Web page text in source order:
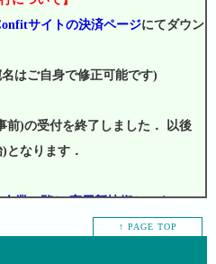
↑ PAGE TOP